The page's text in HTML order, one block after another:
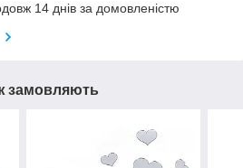
14 днів за домовленістю
замовляють